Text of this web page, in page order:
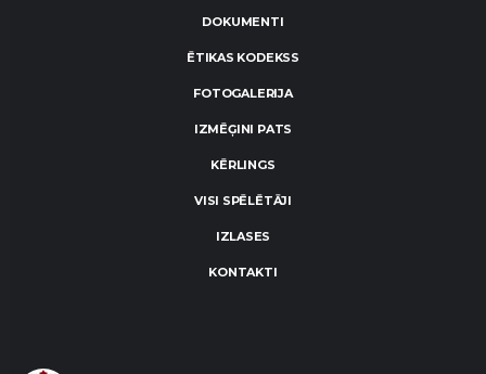
DOKUMENTI
ĒTIKAS KODEKSS
FOTOGALERIJA
IZMĒĢINI PATS
KĒRLINGS
VISI SPĒLĒTĀJI
IZLASES
KONTAKTI